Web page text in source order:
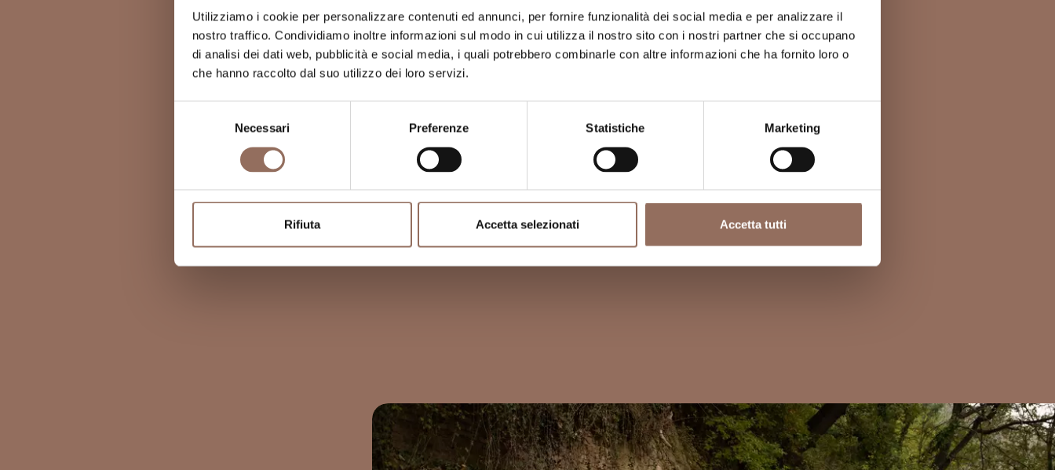
Utilizziamo i cookie per personalizzare contenuti ed annunci, per fornire funzionalità dei social media e per analizzare il
nostro traffico. Condividiamo inoltre informazioni sul modo in cui utilizza il nostro sito con i nostri partner che si occupano
di analisi dei dati web, pubblicità e social media, i quali potrebbero combinarle con altre informazioni che ha fornito loro o
che hanno raccolto dal suo utilizzo dei loro servizi.
Necessari Preferenze Statistiche Marketing
Rifiuta Accetta selezionati Accetta tutti